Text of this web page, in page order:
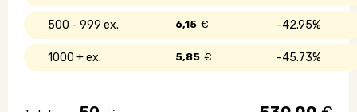
500 - 999 42.95%
6,15 €
1000 + 45.73%
5,85 €